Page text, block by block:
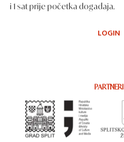
i 1 sat prije početka događaja.
LOGIN
PARTNERI